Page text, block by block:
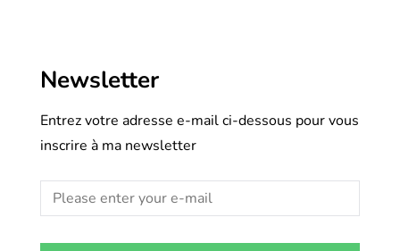
Newsletter
Entrez votre adresse e-mail ci-dessous pour vous
inscrire à ma newsletter